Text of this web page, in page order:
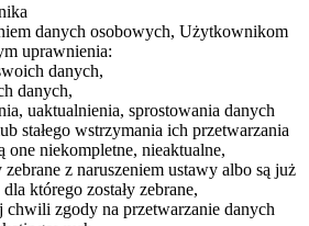
danych osobowych, Użytkownikom
uprawnienia:
danych,
danych,
uaktualnienia, sprostowania danych
stałego wstrzymania ich przetwarzania
one niekompletne, nieaktualne,
z naruszeniem ustawy albo są już
którego zostały zebrane,
zgody na przetwarzanie danych